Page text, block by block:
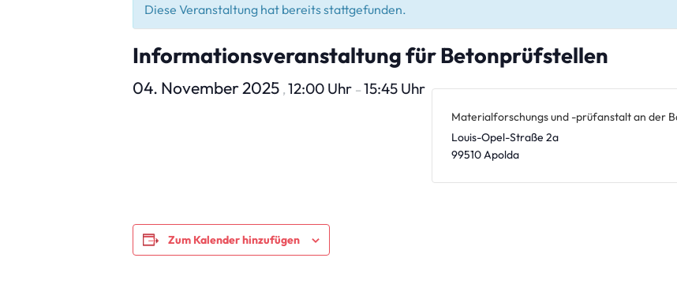
Diese Veranstaltung hat bereits stattgefunden.
Informationsveranstaltung für Betonprüfstellen
04. November 2025 , 12:00 Uhr – 15:45 Uhr
Materialforschungs und -prüfanstalt an der
Louis-Opel-Straße 2a
99510 Apolda
Zum Kalender hinzufügen